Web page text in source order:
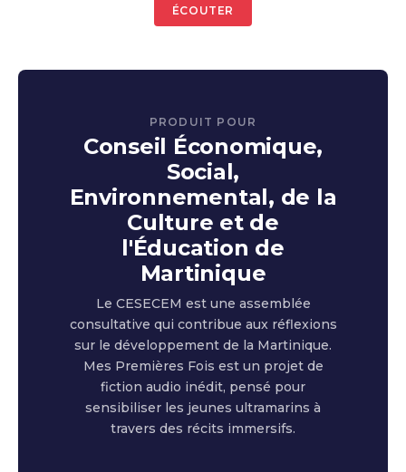
ÉCOUTER
PRODUIT POUR
Conseil Économique,
Social,
Environnemental, de la
Culture et de
l'Éducation de
Martinique
Le CESECEM est une assemblée
consultative qui contribue aux réflexions
sur le développement de la Martinique.
Mes Premières Fois est un projet de
fiction audio inédit, pensé pour
sensibiliser les jeunes ultramarins à
travers des récits immersifs.